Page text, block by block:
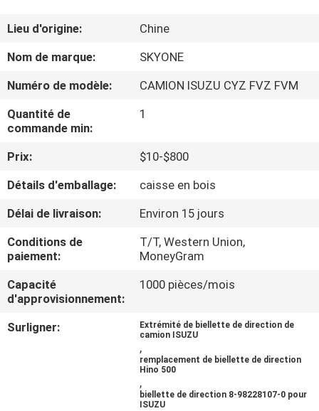
DE
NOUS
VISITE
D'USINE
CONTRÔLE
DE
QUALITÉ
CONTACTEZ-
NOUS
NOUVELLES
Lieu d'origine:
Chine
Nom de marque:
SKYONE
Numéro de modèle:
CAMION ISUZU CYZ FVZ FVM
Quantité de
commande min:
1
Prix:
$10-$800
Détails d'emballage:
caisse en bois
Délai de livraison:
Environ 15 jours
Conditions de
paiement:
T/T, Western Union,
MoneyGram
Capacité
d'approvisionnement:
1000 pièces/mois
Surligner:
Extrémité de biellette de direction de
camion ISUZU
,
remplacement de biellette de direction
Hino 500
,
biellette de direction 8-98228107-0 pour
ISUZU